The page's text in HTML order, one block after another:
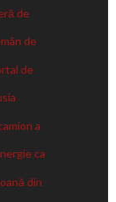
de
de
de
a
ca
din